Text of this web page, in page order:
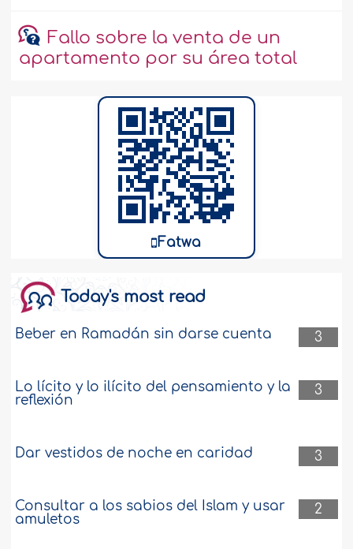
Fallo sobre la venta de un
apartamento por su área total
Fatwa
Today's most read
3
Beber en Ramadán sin darse cuenta
3
Lo lícito y lo ilícito del pensamiento y la
reflexión
3
Dar vestidos de noche en caridad
2
Consultar a los sabios del Islam y usar
amuletos